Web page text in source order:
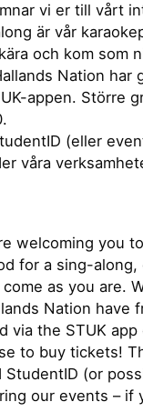
vi er till vårt
är vår
och kom som
Nation har
appen. Större
(eller
våra
welcoming you
for a sing-
as you are.
Nation have
via the STUK
to buy tickets!
StudentID (or
our events – if